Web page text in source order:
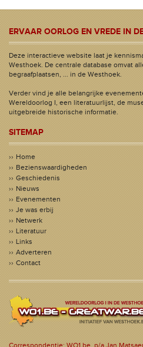
ERVAAR OORLOG EN VREDE IN
Deze interactieve website laat je
Westhoek. De centrale database omvat
begraafplaatsen, ... in de Westhoek.
Verder vind je alle belangrijke
Wereldoorlog I, een literatuurlijst, de
uitgebreide historische informatie.
SITEMAP
Home
Bezienswaardigheden
Geschiedenis
Nieuws
Evenementen
Je was erbij
Netwerk
Literatuur
Links
Adverteren
Contact